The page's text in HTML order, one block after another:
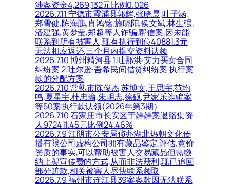
涉案资金4,269,132元比例0.026
2026.7.11 宁德市霞浦县郭辉,张晓晨,叶子涵,
郑雪健,陈海鹏,肖鸿铭,施晓阳,侯文斌,林生强,
潘建强,黄梦莹,郑超等人诈骗,帮信案,因未能
联系到所有被害人,现有执行到位40881.3元
无法相应返还,三个月内提交资料认领
2026.7.10 博州精河县 1.吐那洪·艾力买卖合同
纠纷案 2.吐尔逊·吾希民间借贷纠纷案 执行案
款的分配方案
2026.7.10 常熟市陈俊杰,苏博文,王思宇,范均
鸣,夏星宇,杜忠瑜,朱明志,徐硕,尹家乐诈骗案
等50案执行款认领(2026年第3期）
2026.7.10 石家庄市长安区于婷婷案退赔集资
人972411.45元比例24.46%
2026.7.9 江阴市公安局侦办湖北热朝文化传
播有限公司虚构公司拥有藏品鉴定,评估,竞价
资质的事实,可以帮助被害人交易藏品但需缴
纳上架宣传费的方式,从而非法获利,现已追回
部分赃款,相关被害人尽快联系领取
2026.7.9 福州市连江县39案案款因无法联系